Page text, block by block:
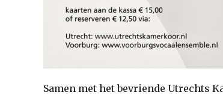
Samen met het bevriende Utrechts